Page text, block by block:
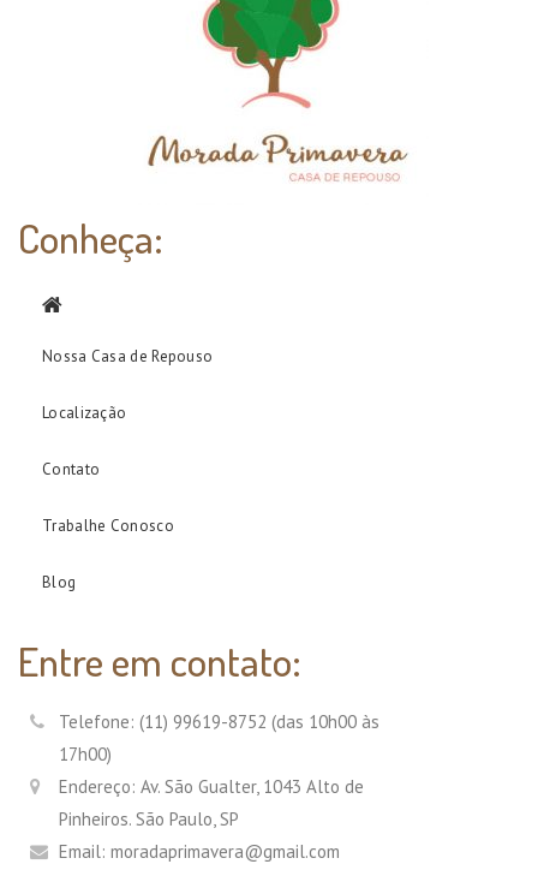
Conheça:
Nossa Casa de Repouso
Localização
Contato
Trabalhe Conosco
Blog
Entre em contato:
Telefone: (11) 99619-8752 (das 10h00 às
17h00)
Endereço: Av. São Gualter, 1043 Alto de
Pinheiros. São Paulo, SP
Email: moradaprimavera@gmail.com